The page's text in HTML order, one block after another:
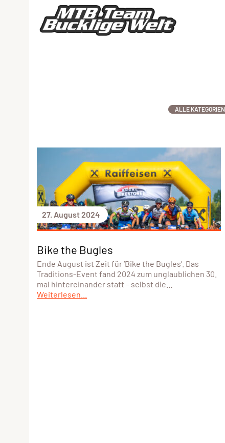
ALLE KATEGORIEN
27. August 2024
Bike the Bugles
Ende August ist Zeit für ‘Bike the Bugles’. Das
Traditions-Event fand 2024 zum unglaublichen 30.
mal hintereinander statt – selbst die…
Weiterlesen...